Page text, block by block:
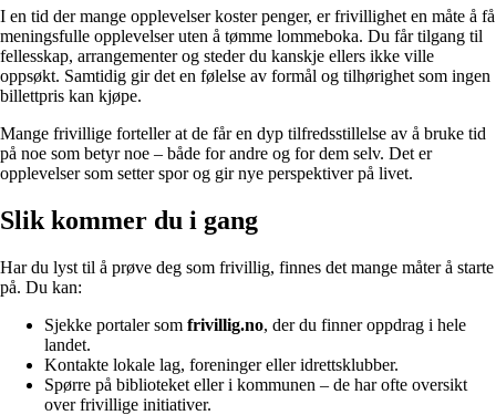
I en tid der mange opplevelser koster penger, er frivillighet en måte å få
meningsfulle opplevelser uten å tømme lommeboka. Du får tilgang til
fellesskap, arrangementer og steder du kanskje ellers ikke ville
oppsøkt. Samtidig gir det en følelse av formål og tilhørighet som ingen
billettpris kan kjøpe.
Mange frivillige forteller at de får en dyp tilfredsstillelse av å bruke tid
på noe som betyr noe – både for andre og for dem selv. Det er
opplevelser som setter spor og gir nye perspektiver på livet.
Slik kommer du i gang
Har du lyst til å prøve deg som frivillig, finnes det mange måter å starte
på. Du kan:
Sjekke portaler som frivillig.no, der du finner oppdrag i hele
landet.
Kontakte lokale lag, foreninger eller idrettsklubber.
Spørre på biblioteket eller i kommunen – de har ofte oversikt
over frivillige initiativer.